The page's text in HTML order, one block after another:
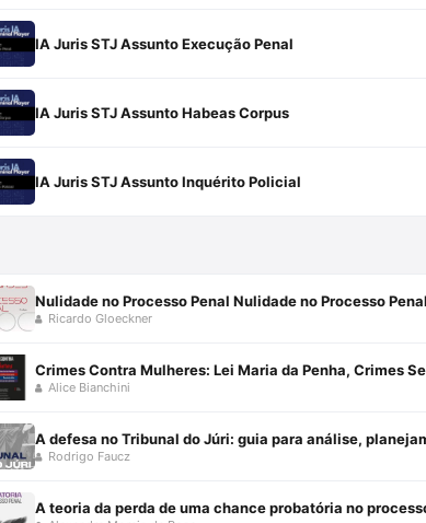
IA Juris STJ Assunto Execução Penal
IA Juris STJ Assunto Habeas Corpus
IA Juris STJ Assunto Inquérito Policial
Nulidade no Processo Penal Nulidade no Processo
Ricardo Gloeckner
Alice Bianchini
A defesa no Tribunal do Júri: guia para análise,
Rodrigo Faucz
A teoria da perda de uma chance probatória no